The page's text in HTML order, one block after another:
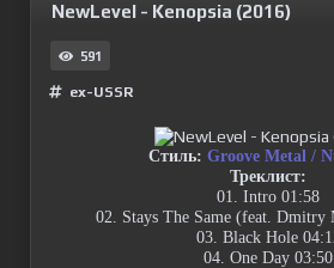
NewLevel - Kenopsia (2016)
591
ex-USSR
Стиль: Groove Metal /
Треклист:
01. Intro 01:58
02. Stays The Same (feat.
03. Black Hole
04. One Day 03:50